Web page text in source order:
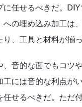
に任せるべきだ。
への埋め込み加工は
り、工具と材料が揃
、音的な面でもコツ
工には音的な利点が
任せるべきだ。ただ